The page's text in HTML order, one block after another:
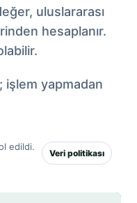
uluslararası
hesaplanır.
işlem yapmadan
edildi.
Veri politikası